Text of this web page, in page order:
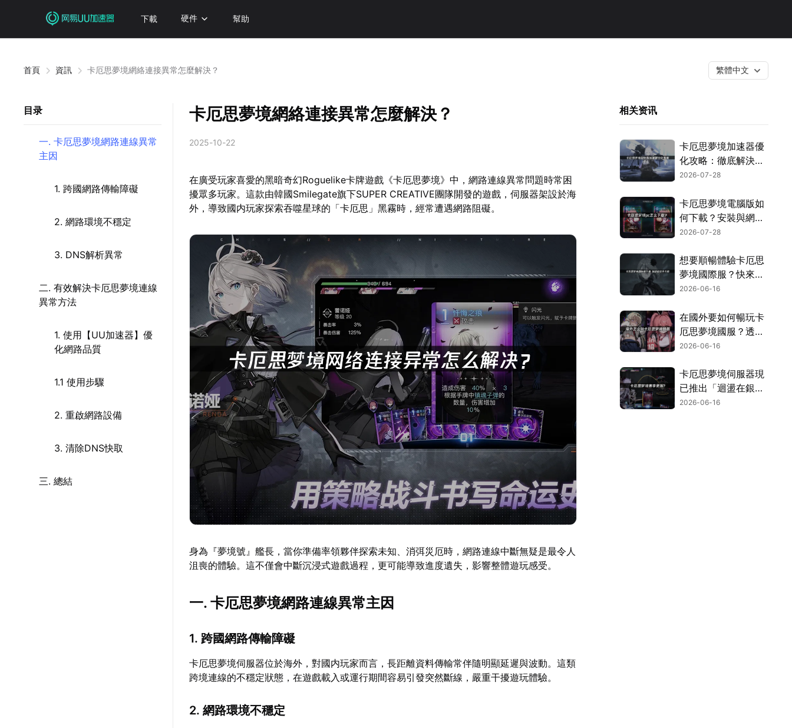
下載 硬件 幫助
首頁 資訊 卡厄思夢境網絡連接異常怎麼解決？ 繁體中文
目录
一. 卡厄思夢境網路連線異常
主因
1. 跨國網路傳輸障礙
2. 網路環境不穩定
3. DNS解析異常
二. 有效解決卡厄思夢境連線
異常方法
1. 使用【UU加速器】優
化網路品質
1.1 使用步驟
2. 重啟網路設備
3. 清除DNS快取
三. 總結
卡厄思夢境網絡連接異常怎麼解決？
2025-10-22
在廣受玩家喜愛的黑暗奇幻Roguelike卡牌遊戲《卡厄思夢境》中，網路連線異常問題時常困
擾眾多玩家。這款由韓國Smilegate旗下SUPER CREATIVE團隊開發的遊戲，伺服器架設於海
外，導致國内玩家探索吞噬星球的「卡厄思」黑霧時，經常遭遇網路阻礙。
身為『夢境號』艦長，當你準備率領夥伴探索未知、消弭災厄時，網路連線中斷無疑是最令人
沮喪的體驗。這不僅會中斷沉浸式遊戲過程，更可能導致進度遺失，影響整體遊玩感受。
一. 卡厄思夢境網路連線異常主因
1. 跨國網路傳輸障礙
卡厄思夢境伺服器位於海外，對國内玩家而言，長距離資料傳輸常伴隨明顯延遲與波動。這類
跨境連線的不穩定狀態，在遊戲載入或運行期間容易引發突然斷線，嚴重干擾遊玩體驗。
2. 網路環境不穩定
相关资讯
卡厄思夢境加速器優
化攻略：徹底解決延
遲與卡頓問題！
2026-07-28
卡厄思夢境電腦版如
何下載？安裝與網路
優化完整教學！
2026-07-28
想要順暢體驗卡厄思
夢境國際服？快來參
考這篇下載教學，
暢玩！
2026-06-16
在國外要如何暢玩卡
厄思夢境國服？透過
UU加速器的專屬優
卡頓的遊玩體驗！
2026-06-16
卡厄思夢境伺服器現
已推出「迴盪在銀河
中的歌聲」活動，賽
2026-06-16